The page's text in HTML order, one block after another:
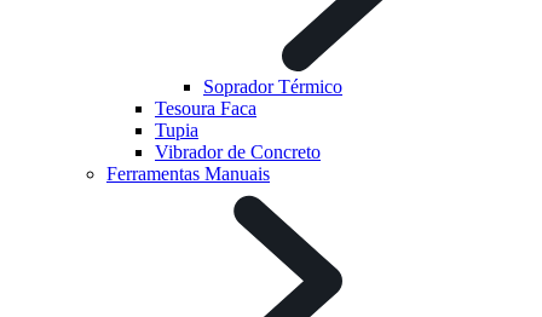
Soprador Térmico
Tesoura Faca
Tupia
Vibrador de Concreto
Ferramentas Manuais